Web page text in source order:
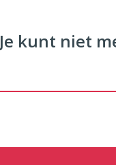
Je kunt niet